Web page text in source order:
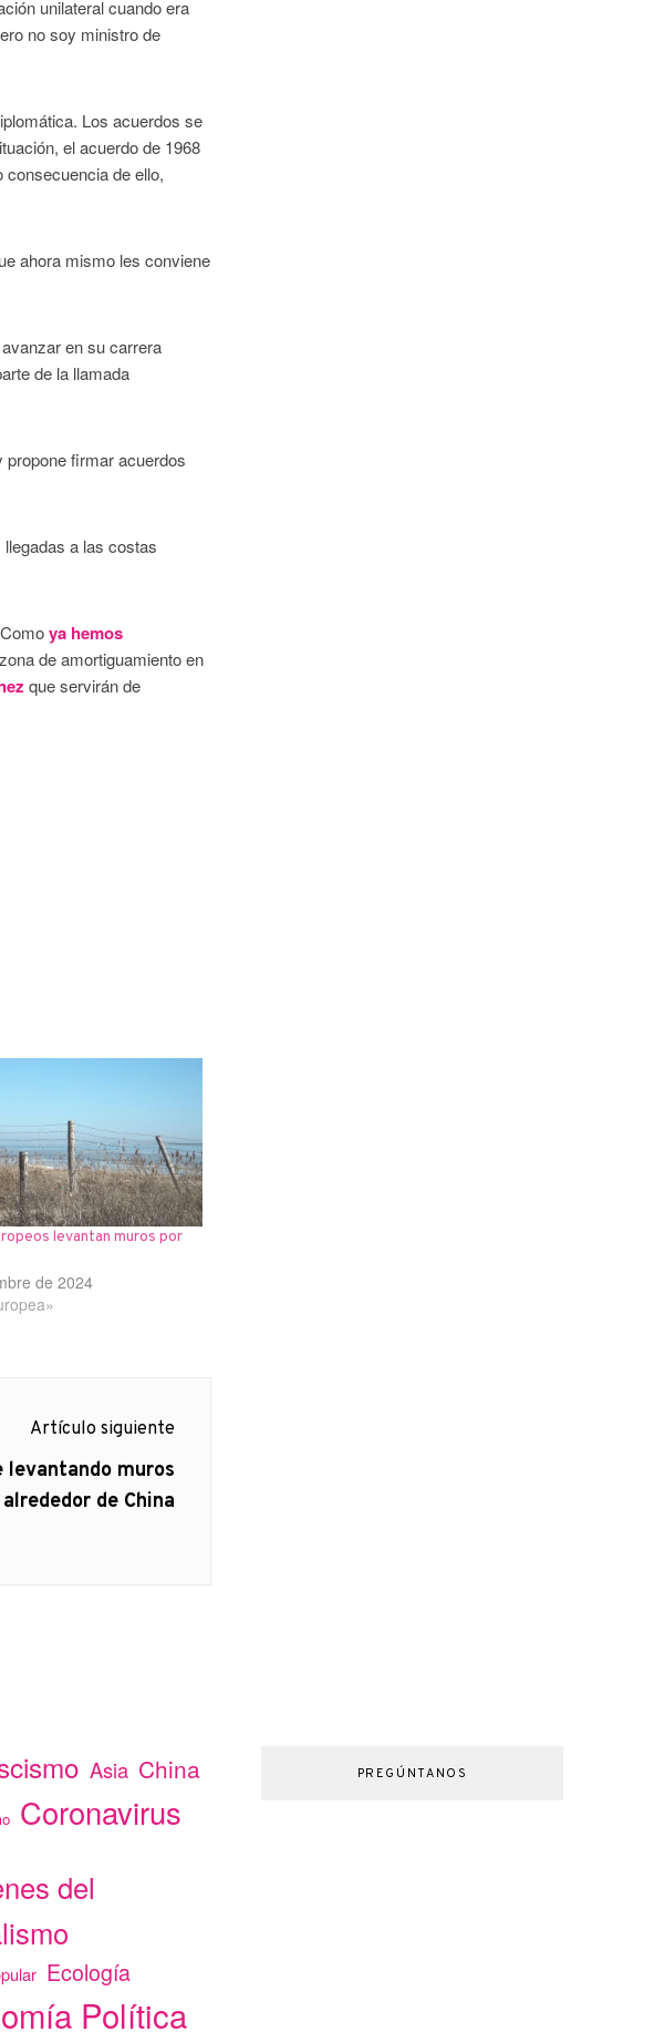
unilateral cuando era
no soy ministro de
Los acuerdos se
el acuerdo de 1968
de ello,
ahora mismo les conviene
en su carrera
de la llamada
propone firmar acuerdos
llegadas a las costas
Comoya hemos
de amortiguamiento en
que servirán de
levantan muros por
de 2024
Artículo siguiente
levantando muros
alrededor de China
Asia China
Coronavirus
del
Ecología
Política
PREGÚNTANOS